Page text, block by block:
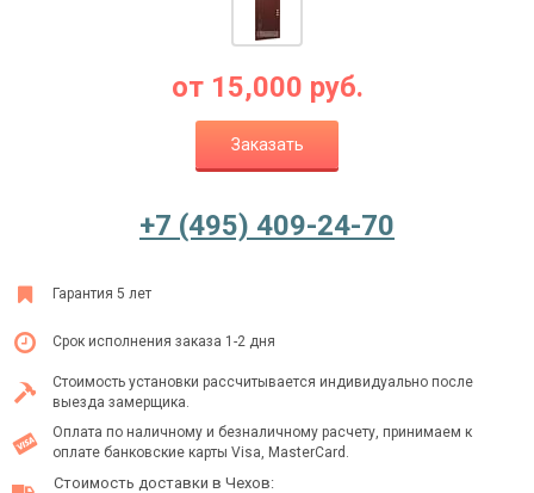
Ежедневно с 08:00 до 24:00
+7 (495) 409-24-70
от 15,000 руб.
Заказать
+7 (495) 409-24-70
Гарантия 5 лет
Срок исполнения заказа 1-2 дня
Стоимость установки рассчитывается индивидуально после
выезда замерщика.
Оплата по наличному и безналичному расчету, принимаем к
оплате банковские карты Visa, MasterCard.
Стоимость доставки в Чехов: